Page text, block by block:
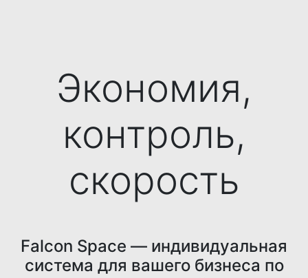
Экономия,
контроль,
скорость
Falcon Space — индивидуальная
система для вашего бизнеса по